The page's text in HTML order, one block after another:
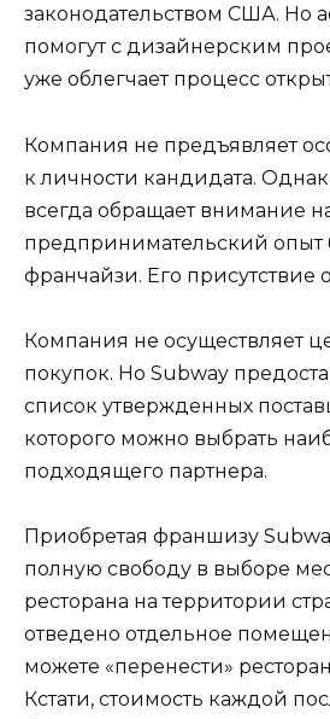
законодательством США. Но
помогут с дизайнерским
уже облегчает процесс
Компания не предъявляет
к личности кандидата.
всегда обращает внимание
предпринимательский опыт
франчайзи. Его присутствие
Компания не осуществляет
покупок. Но Subway
список утвержденных
которого можно выбрать
подходящего партнера.
Приобретая франшизу
полную свободу в выборе
ресторана на территории
отведено отдельное
можете «перенести»
Кстати, стоимость каждой